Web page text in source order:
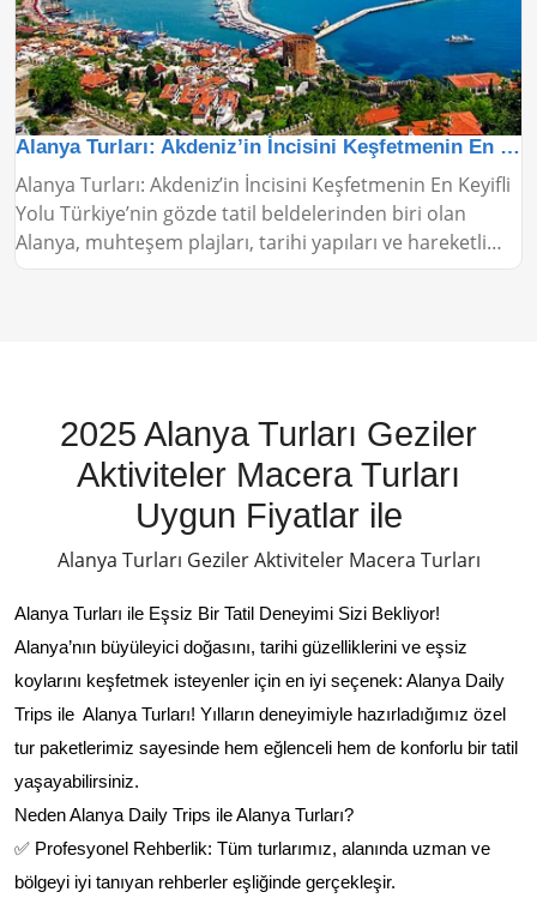
Alanya Turları: Akdeniz’in İncisini Keşfetmenin En Keyifli Yolu
Alanya Turları: Akdeniz’in İncisini Keşfetmenin En Keyifli
Yolu Türkiye’nin gözde tatil beldelerinden biri olan
Alanya, muhteşem plajları, tarihi yapıları ve hareketli
gece hayatıyla her yıl binlerce turisti ağırlıyor. Alanya
2025 Alanya Turları Geziler
Aktiviteler Macera Turları
Uygun Fiyatlar ile
Alanya Turları Geziler Aktiviteler Macera Turları
Alanya Turları ile Eşsiz Bir Tatil Deneyimi Sizi Bekliyor!
Alanya’nın büyüleyici doğasını, tarihi güzelliklerini ve eşsiz
koylarını keşfetmek isteyenler için en iyi seçenek: Alanya Daily
Trips ile Alanya Turları! Yılların deneyimiyle hazırladığımız özel
tur paketlerimiz sayesinde hem eğlenceli hem de konforlu bir tatil
yaşayabilirsiniz.
Neden Alanya Daily Trips ile Alanya Turları?
✅ Profesyonel Rehberlik: Tüm turlarımız, alanında uzman ve
bölgeyi iyi tanıyan rehberler eşliğinde gerçekleşir.